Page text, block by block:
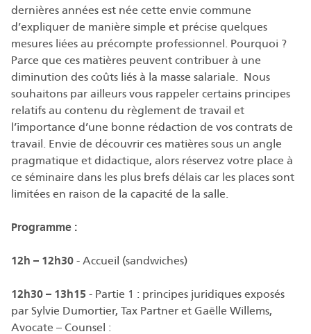
dernières années est née cette envie commune
d’expliquer de manière simple et précise quelques
mesures liées au précompte professionnel. Pourquoi ?
Parce que ces matières peuvent contribuer à une
diminution des coûts liés à la masse salariale. Nous
souhaitons par ailleurs vous rappeler certains principes
relatifs au contenu du règlement de travail et
l’importance d’une bonne rédaction de vos contrats de
travail. Envie de découvrir ces matières sous un angle
pragmatique et didactique, alors réservez votre place à
ce séminaire dans les plus brefs délais car les places sont
limitées en raison de la capacité de la salle.
Programme :
12h – 12h30 - Accueil (sandwiches)
12h30 – 13h15 - Partie 1 : principes juridiques exposés
par Sylvie Dumortier, Tax Partner et Gaëlle Willems,
Avocate – Counsel :